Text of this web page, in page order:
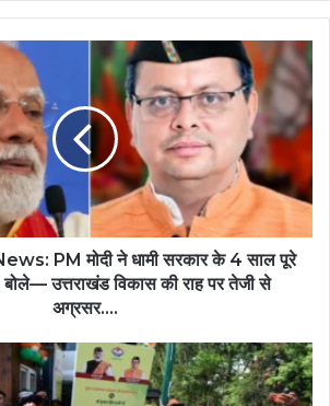
PM मोदी ने धामी सरकार के 4 साल पूरे
बोले— उत्तराखंड विकास की राह पर तेजी से
अग्रसर….